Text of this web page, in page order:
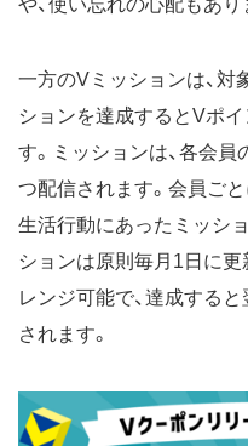
や、使い忘れの心配もあり
一方のVミッションは、対
ションを達成するとVポ
す。ミッションは、各会
つ配信されます。会員ご
生活行動にあったミッシ
ションは原則毎月1日に
レンジ可能で、達成する
されます。